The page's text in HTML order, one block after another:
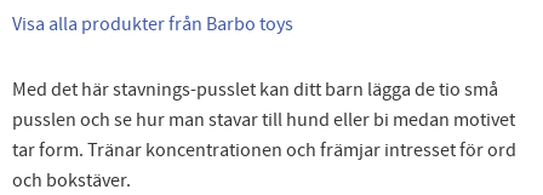
Visa alla produkter från Barbo toys
Med det här stavnings-pusslet kan ditt barn lägga de tio små
pusslen och se hur man stavar till hund eller bi medan motivet
tar form. Tränar koncentrationen och främjar intresset för ord
och bokstäver.